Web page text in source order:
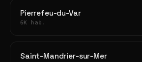
Pierrefeu-du-Var
6K hab.
Saint-Mandrier-sur-Mer